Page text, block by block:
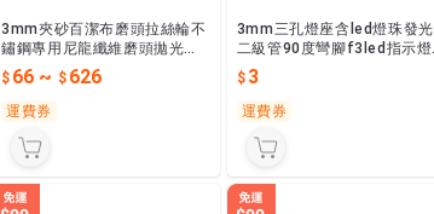
3mm夾砂百潔布磨頭拉絲輪不
鏽鋼專用尼龍纖維磨頭拋光輪
夾砂
66 ~ 626
運費券
3mm三孔燈座含led燈珠發光
二級管90度彎腳f3led指示燈
珠pcb固定座
3
運費券